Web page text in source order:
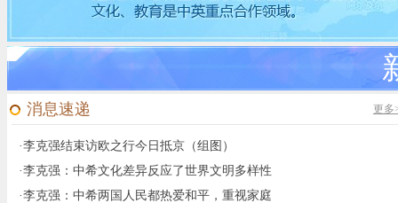
消息速递 更多
·李克强结束访欧之行今日抵京（组图）
·李克强：中希文化差异反应了世界文明多样性
·李克强：中希两国人民都热爱和平，重视家庭